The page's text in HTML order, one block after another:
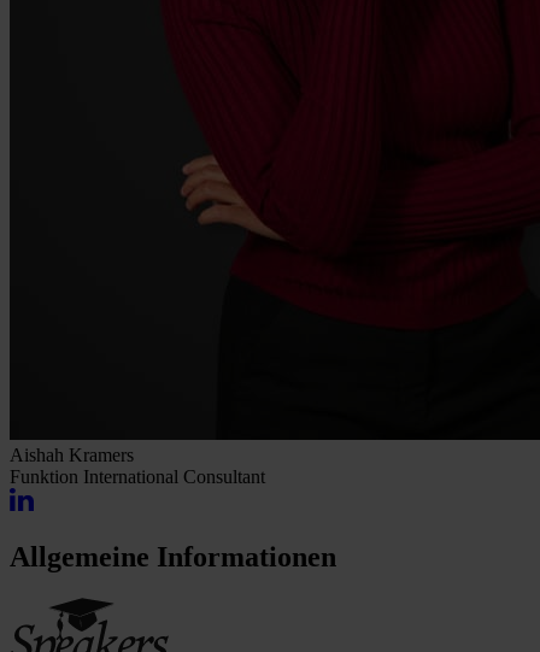
Aishah Kramers
Funktion International Consultant
Allgemeine Informationen